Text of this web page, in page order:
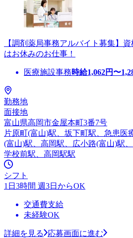
【調剤薬局事務アルバイト募集】
はお休みのお仕事！
医療施設事務時給1,062円〜
勤務地
面接地
富山県高岡市金屋本町3番7号
片原町(富山)駅、坂下町駅、急患医
(富山)駅、高岡駅、広小路(富山)駅
学校前駅、高岡駅駅
シフト
1日3時間 週3日からOK
交通費支給
未経験OK
詳細を見る 応募画面に進む